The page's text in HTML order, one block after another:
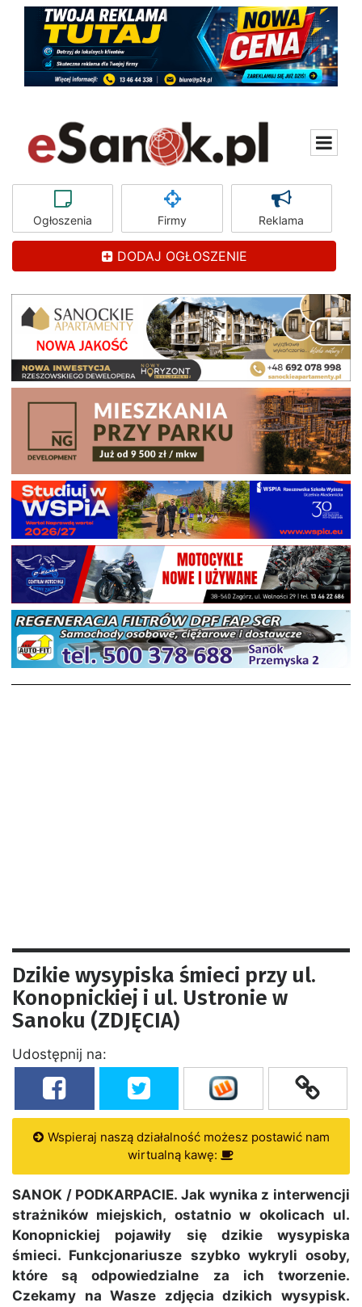
Ogłoszenia Firmy Reklama
DODAJ OGŁOSZENIE
Dzikie wysypiska śmieci przy ul.
Konopnickiej i ul. Ustronie w
Sanoku (ZDJĘCIA)
Udostępnij na:
Wspieraj naszą działalność możesz postawić nam
wirtualną kawę:
SANOK / PODKARPACIE. Jak wynika z interwencji
strażników miejskich, ostatnio w okolicach ul.
Konopnickiej pojawiły się dzikie wysypiska
śmieci. Funkcjonariusze szybko wykryli osoby,
które są odpowiedzialne za ich tworzenie.
Czekamy na Wasze zdjęcia dzikich wysypisk.